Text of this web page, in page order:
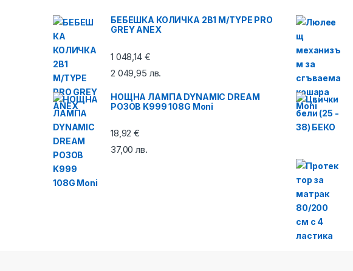
БЕБЕШКА КОЛИЧКА 2В1 M/TYPE PRO
GREY ANEX
1 048,14 €
2 049,95 лв.
НОЩНА ЛАМПА DYNAMIC DREAM
РОЗОВ K999 108G Moni
18,92€
37,00лв.